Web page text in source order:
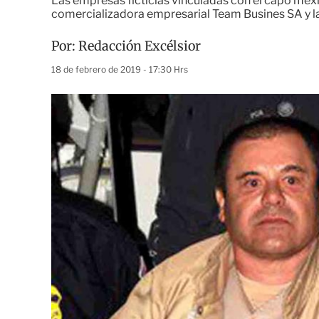
comercializadora empresarial Team Busines SA y
Por: Redacción Excélsior
18 de febrero de 2019 - 17:30 Hrs